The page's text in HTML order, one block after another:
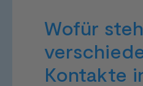
Wofür
Kontakte